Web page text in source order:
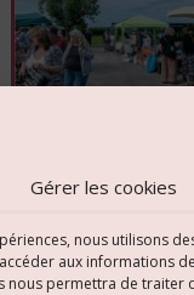
Gérer les cookies
nous utilisons
aux informations
nous permettra de traiter